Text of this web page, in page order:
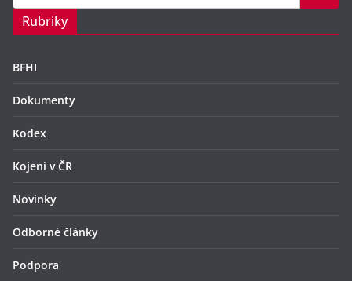
Rubriky
BFHI
Dokumenty
Kodex
Kojení v ČR
Novinky
Odborné články
Podpora